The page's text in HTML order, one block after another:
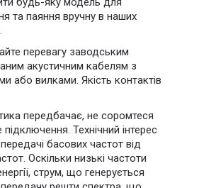
та паяння вручну в наших
перевагу заводським
акустичним кабелям з
або вилками. Якість контактів
передбачає, не соромтеся
Технічний інтерес
басових частот від
Оскільки низькі частоти
струм, що генерується